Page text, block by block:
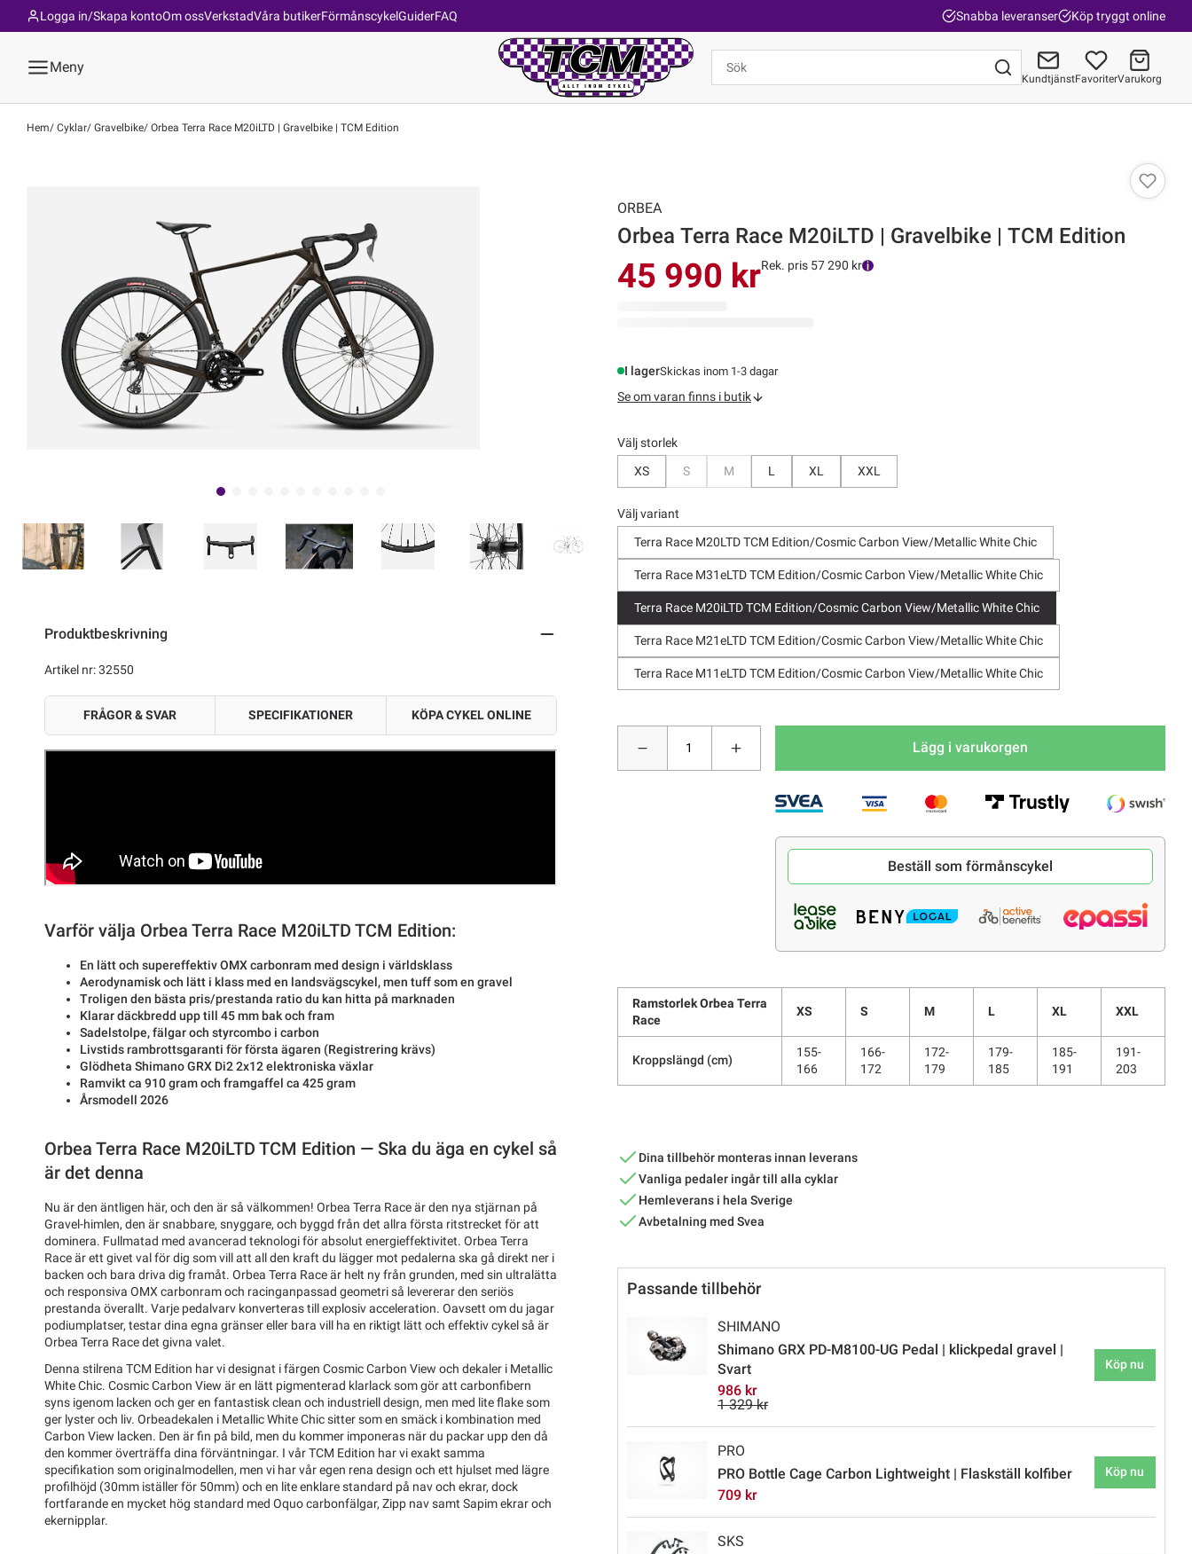
Om ossVerkstadVåra butikerFörmånscykelGuiderFAQ
Logga in/Skapa konto Snabba leveranser Köp tryggt online
Meny
KundtjänstFavoriterVarukorg
Hem Cyklar Gravelbike Orbea Terra Race M20iLTD | Gravelbike | TCM Edition
Produktbeskrivning
Artikel nr: 32550
FRÅGOR & SVAR SPECIFIKATIONER KÖPA CYKEL ONLINE
Varför välja Orbea Terra Race M20iLTD TCM Edition:
En lätt och supereffektiv OMX carbonram med design i världsklass
Aerodynamisk och lätt i klass med en landsvägscykel, men tuff som en gravel
Troligen den bästa pris/prestanda ratio du kan hitta på marknaden
Klarar däckbredd upp till 45 mm bak och fram
Sadelstolpe, fälgar och styrcombo i carbon
Livstids rambrottsgaranti för första ägaren (Registrering krävs)
Glödheta Shimano GRX Di2 2x12 elektroniska växlar
Ramvikt ca 910 gram och framgaffel ca 425 gram
Årsmodell 2026
Orbea Terra Race M20iLTD TCM Edition — Ska du äga en cykel så
är det denna
Nu är den äntligen här, och den är så välkommen! Orbea Terra Race är den nya stjärnan på
Gravel-himlen, den är snabbare, snyggare, och byggd från det allra första ritstrecket för att
dominera. Fullmatad med avancerad teknologi för absolut energieffektivitet. Orbea Terra
Race är ett givet val för dig som vill att all den kraft du lägger mot pedalerna ska gå direkt ner i
backen och bara driva dig framåt. Orbea Terra Race är helt ny från grunden, med sin ultralätta
och responsiva OMX carbonram och racinganpassad geometri så levererar den seriös
prestanda överallt. Varje pedalvarv konverteras till explosiv acceleration. Oavsett om du jagar
podiumplatser, testar dina egna gränser eller bara vill ha en riktigt lätt och effektiv cykel så är
Orbea Terra Race det givna valet.
Denna stilrena TCM Edition har vi designat i färgen Cosmic Carbon View och dekaler i Metallic
White Chic. Cosmic Carbon View är en lätt pigmenterad klarlack som gör att carbonfibern
syns igenom lacken och ger en fantastisk clean och industriell design, men med lite flake som
ger lyster och liv. Orbeadekalen i Metallic White Chic sitter som en smäck i kombination med
Carbon View lacken. Den är fin på bild, men du kommer imponeras när du packar upp den då
den kommer överträffa dina förväntningar. I vår TCM Edition har vi exakt samma
specifikation som originalmodellen, men vi har vår egen rena design och ett hjulset med lägre
profilhöjd (30mm iställer för 50mm) och en lite enklare standard på nav och ekrar, dock
fortfarande en mycket hög standard med Oquo carbonfälgar, Zipp nav samt Sapim ekrar och
ekernipplar.
ORBEA
Orbea Terra Race M20iLTD | Gravelbike | TCM Edition
45 990 krRek. pris 57 290 kr
I lagerSkickas inom 1-3 dagar
Se om varan finns i butik
Välj storlek
XS
S M L XL XXL
Välj variant
Terra Race M20LTD TCM Edition/Cosmic Carbon View/Metallic White Chic
Terra Race M31eLTD TCM Edition/Cosmic Carbon View/Metallic White Chic
Terra Race M20iLTD TCM Edition/Cosmic Carbon View/Metallic White Chic
Terra Race M21eLTD TCM Edition/Cosmic Carbon View/Metallic White Chic
Terra Race M11eLTD TCM Edition/Cosmic Carbon View/Metallic White Chic
Lägg i varukorgen
Beställ som förmånscykel
Ramstorlek Orbea Terra
Race
XS S M L XL XXL
Kroppslängd (cm)
155-
166
166-
172
172-
179
179-
185
185-
191
191-
203
Dina tillbehör monteras innan leverans
Vanliga pedaler ingår till alla cyklar
Hemleverans i hela Sverige
Avbetalning med Svea
Passande tillbehör
SHIMANO
Shimano GRX PD-M8100-UG Pedal | klickpedal gravel |
Svart
986 kr
1 329 kr
Köp nu
PRO
PRO Bottle Cage Carbon Lightweight | Flaskställ kolfiber
709 kr
Köp nu
SKS